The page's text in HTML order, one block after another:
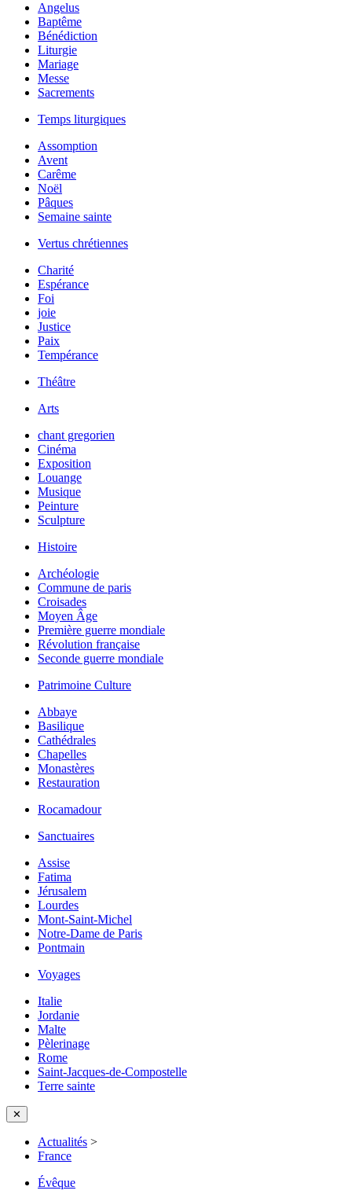
Angelus
Baptême
Bénédiction
Liturgie
Mariage
Messe
Sacrements
Temps liturgiques
Assomption
Avent
Carême
Noël
Pâques
Semaine sainte
Vertus chrétiennes
Charité
Espérance
Foi
joie
Justice
Paix
Tempérance
Théâtre
Arts
chant gregorien
Cinéma
Exposition
Louange
Musique
Peinture
Sculpture
Histoire
Archéologie
Commune de paris
Croisades
Moyen Âge
Première guerre mondiale
Révolution française
Seconde guerre mondiale
Patrimoine Culture
Abbaye
Basilique
Cathédrales
Chapelles
Monastères
Restauration
Rocamadour
Sanctuaires
Assise
Fatima
Jérusalem
Lourdes
Mont-Saint-Michel
Notre-Dame de Paris
Pontmain
Voyages
Italie
Jordanie
Malte
Pèlerinage
Rome
Saint-Jacques-de-Compostelle
Terre sainte
✕
Actualités >
France
Évêque